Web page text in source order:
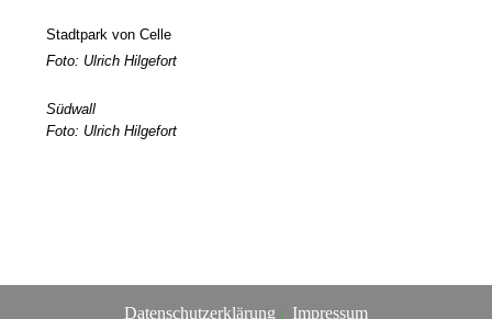
Stadtpark von Celle
Foto: Ulrich Hilgefort
Südwall
Foto: Ulrich Hilgefort
Datenschutzerklärung Impressum